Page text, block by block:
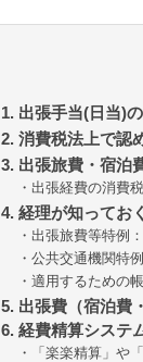
1. 出張手当(日当)
2. 消費税法上で認
3. 出張旅費・宿泊
・出張経費の消費
4. 経理が知ってお
・出張旅費等特例
・公共交通機関特
・適用するための
5. 出張費（宿泊費
6. 経費精算システ
・「楽楽精算」や